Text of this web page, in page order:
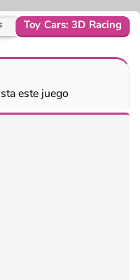
Toy Cars: 3D Racing
este juego